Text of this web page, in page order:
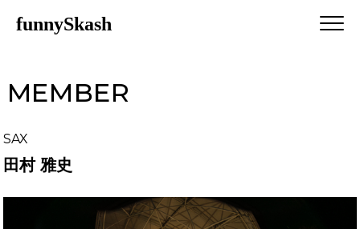
funnySkash
MEMBER
SAX
田村 雅史